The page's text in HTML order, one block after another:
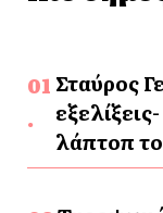
Σταύρος
λάπτοπ